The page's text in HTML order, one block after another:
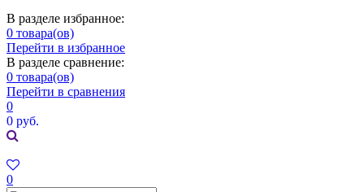
В разделе избранное:
0 товара(ов)
Перейти в избранное
В разделе сравнение:
0 товара(ов)
Перейти в сравнения
0
0 руб.
0